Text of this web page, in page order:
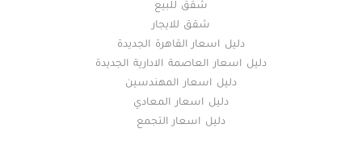
شقق للبيع
شقق للايجار
دليل اسعار القاهرة الجديدة
دليل اسعار العاصمة الادارية الجديدة
دليل اسعار المهندسين
دليل اسعار المعادي
دليل اسعار التجمع